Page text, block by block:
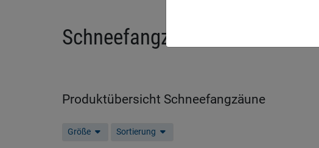
Schneefangzäune
Produktübersicht Schneefangzäune
Größe Sortierung